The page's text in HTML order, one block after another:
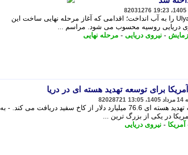
82031276
روسیه زیردریایی هسته ای حامل موشک کروز Ulyanovsk را به آب انداخت؛ اقدامی که آغاز مرحله نهایی ساخت این
دریایی روسیه محسوب می شود. مراسم ...
آزمایش - نیروی دریایی - مرحله نهایی
82028721
نیروی دریایی ارتش تروریستی آمریکا به منظور توسعه تهدید هسته ای 76.6 میلیارد دلار از کاخ سفید دریافت می کند. - به
در یکی از بزرگ ترین ...
آمریکا - نیروی دریایی